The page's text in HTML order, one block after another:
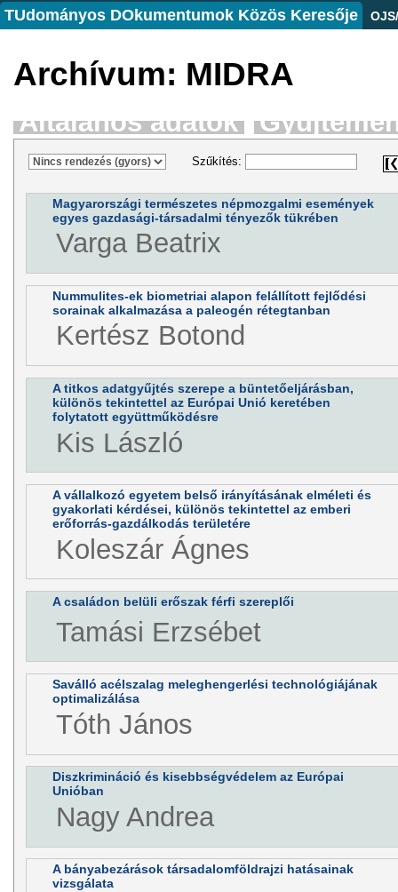
TUdományos DOkumentumok Közös Keresője
Archívum: MIDRA
Általános adatok
Szűkítés:
Magyarországi természetes népmozgalmi események
egyes gazdasági-társadalmi tényezők tükrében
Varga Beatrix
Nummulites-ek biometriai alapon felállított fejlődési
sorainak alkalmazása a paleogén rétegtanban
Kertész Botond
A titkos adatgyűjtés szerepe a büntetőeljárásban,
különös tekintettel az Európai Unió keretében
folytatott együttműködésre
Kis László
A vállalkozó egyetem belső irányításának elméleti és
gyakorlati kérdései, különös tekintettel az emberi
erőforrás-gazdálkodás területére
Koleszár Ágnes
A családon belüli erőszak férfi szereplői
Tamási Erzsébet
Saválló acélszalag meleghengerlési technológiájának
optimalizálása
Tóth János
Diszkrimináció és kisebbségvédelem az Európai
Unióban
Nagy Andrea
A bányabezárások társadalomföldrajzi hatásainak
vizsgálata